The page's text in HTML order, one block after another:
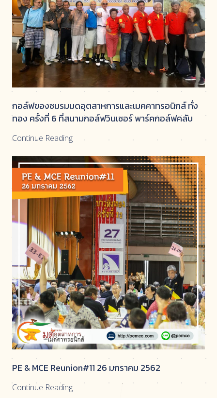
กอล์ฟของชมรมมดอุตสาหการและเมคคาทรอนิกส์ ทั่ง
ทอง ครั้งที่ 6 ที่สนามกอล์ฟวินเซอร์ พาร์คกอล์ฟคลับ
Continue Reading
PE & MCE Reunion#11 26 มกราคม 2562
Continue Reading